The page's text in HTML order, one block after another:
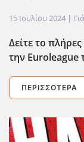
15 Ιουλίου 2024 |
Δείτε το
την Euroleague
ΠΕΡΙΣΣΌΤΕΡΑ